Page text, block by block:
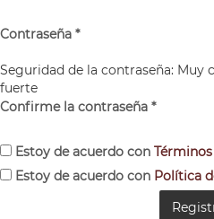
Contraseña *
Seguridad de la contraseña: Muy
fuerte
Confirme la contraseña *
Estoy de acuerdo con
Estoy de acuerdo con Política